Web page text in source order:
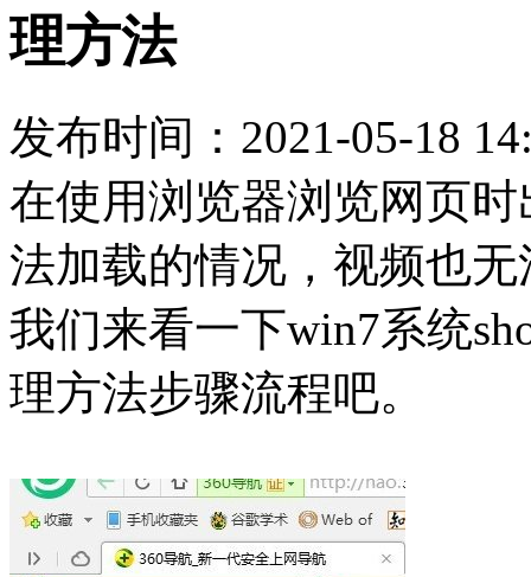
理方法
发布时间：2021-05-18
在使用浏览器浏览网页时
法加载的情况，视频也
我们来看一下win7系统
理方法步骤流程吧。